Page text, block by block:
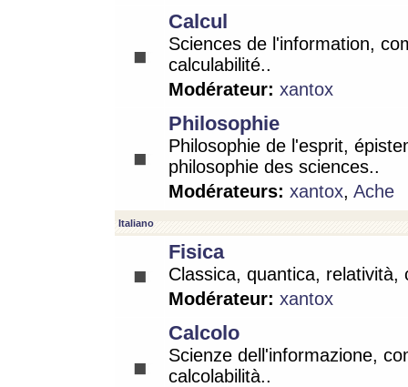
Calcul
Sciences de l'information,
calculabilité..
Modérateur: xantox
Philosophie
Philosophie de l'esprit,
philosophie des sciences..
Modérateurs: xantox, Ache
Italiano
Fisica
Classica, quantica, relatività,
Modérateur: xantox
Calcolo
Scienze dell'informazione,
calcolabilità..